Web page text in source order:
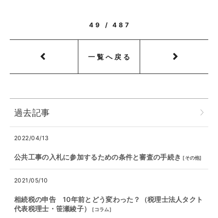
49 / 487
一覧へ戻る
過去記事
2022/04/13
公共工事の入札に参加するための条件と審査の手続き [その他]
2021/05/10
相続税の申告 10年前とどう変わった？（税理士法人タクト
代表税理士・笹瀬綾子）
[コラム]